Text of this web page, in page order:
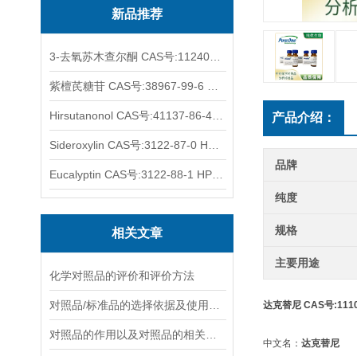
新品推荐
相关文章
化学对照品的评价和评价方法
产品介绍：
品牌
纯度
规格
主要用途
达克替尼 CAS号
中文名： 达克替尼